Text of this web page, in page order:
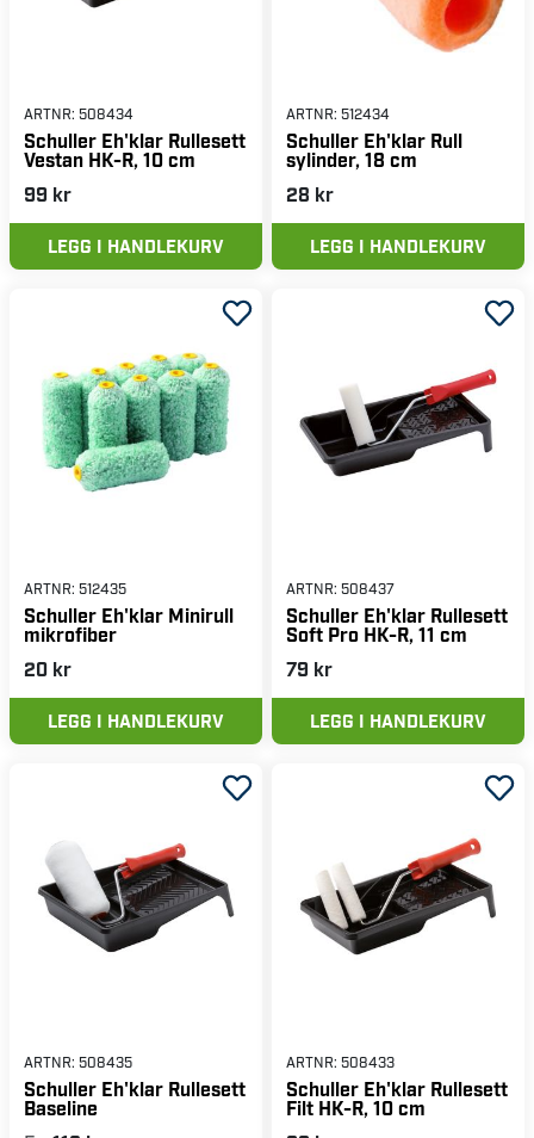
ARTNR: 508434
Schuller Eh'klar Rullesett
Vestan HK-R, 10 cm
99 kr
LEGG I HANDLEKURV
ARTNR: 512434
Schuller Eh'klar Rull
sylinder, 18 cm
28 kr
LEGG I HANDLEKURV
ARTNR: 512435
Schuller Eh'klar Minirull
mikrofiber
20 kr
LEGG I HANDLEKURV
ARTNR: 508437
Schuller Eh'klar Rullesett
Soft Pro HK-R, 11 cm
79 kr
LEGG I HANDLEKURV
ARTNR: 508435
Schuller Eh'klar Rullesett
Baseline
ARTNR: 508433
Schuller Eh'klar Rullesett
Filt HK-R, 10 cm